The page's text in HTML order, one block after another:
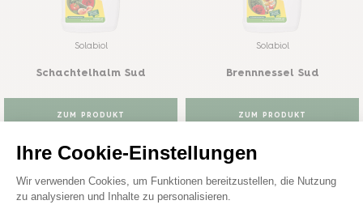
Solabiol
Schachtelhalm Sud
ZUM PRODUKT
KAUFEN
Solabiol
Brennnessel Sud
ZUM PRODUKT
KAUFEN